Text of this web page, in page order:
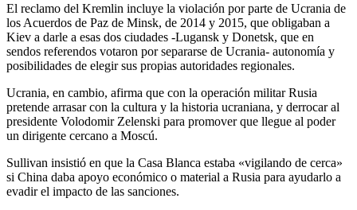
El reclamo del Kremlin incluye la violación por parte de Ucrania de
los Acuerdos de Paz de Minsk, de 2014 y 2015, que obligaban a
Kiev a darle a esas dos ciudades -Lugansk y Donetsk, que en
sendos referendos votaron por separarse de Ucrania- autonomía y
posibilidades de elegir sus propias autoridades regionales.
Ucrania, en cambio, afirma que con la operación militar Rusia
pretende arrasar con la cultura y la historia ucraniana, y derrocar al
presidente Volodomir Zelenski para promover que llegue al poder
un dirigente cercano a Moscú.
Sullivan insistió en que la Casa Blanca estaba «vigilando de cerca»
si China daba apoyo económico o material a Rusia para ayudarlo a
evadir el impacto de las sanciones.